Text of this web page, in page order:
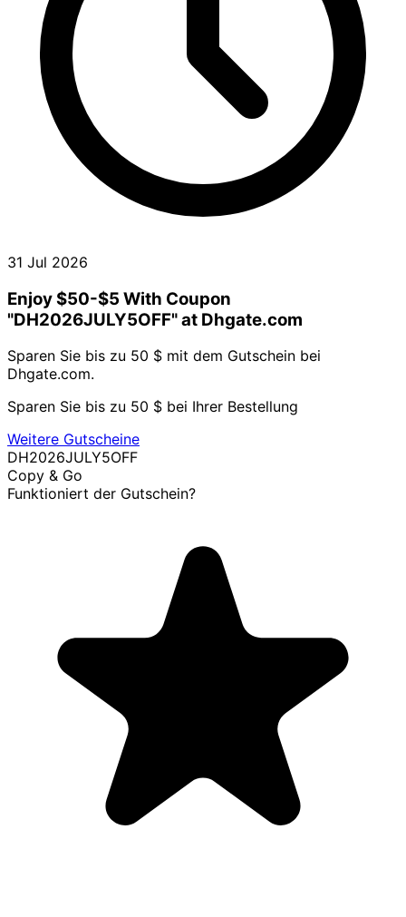
31 Jul 2026
Enjoy $50-$5 With Coupon
"DH2026JULY5OFF" at Dhgate.com
Sparen Sie bis zu 50 $ mit dem Gutschein bei
Dhgate.com.
Sparen Sie bis zu 50 $ bei Ihrer Bestellung
Weitere Gutscheine
DH2026JULY5OFF
Copy & Go
Funktioniert der Gutschein?